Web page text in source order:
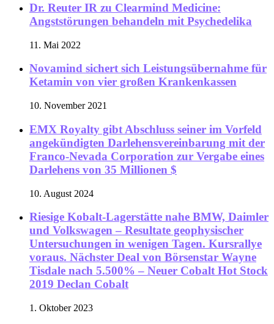
Dr. Reuter IR zu Clearmind Medicine:
Angststörungen behandeln mit Psychedelika
11. Mai 2022
Novamind sichert sich Leistungsübernahme für
Ketamin von vier großen Krankenkassen
10. November 2021
EMX Royalty gibt Abschluss seiner im Vorfeld
angekündigten Darlehensvereinbarung mit der
Franco-Nevada Corporation zur Vergabe eines
Darlehens von 35 Millionen $
10. August 2024
Riesige Kobalt-Lagerstätte nahe BMW, Daimler
und Volkswagen – Resultate geophysischer
Untersuchungen in wenigen Tagen. Kursrallye
voraus. Nächster Deal von Börsenstar Wayne
Tisdale nach 5.500% – Neuer Cobalt Hot Stock
2019 Declan Cobalt
1. Oktober 2023